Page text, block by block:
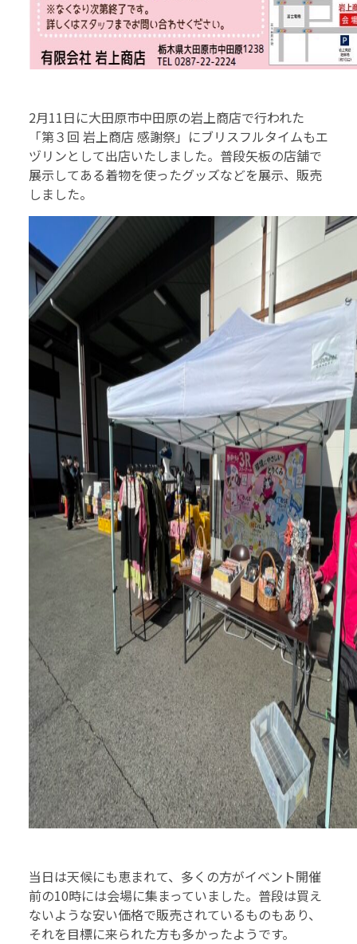
2月11日に大田原市中田原の岩上商店で行われた
「第３回 岩上商店 感謝祭」にブリスフルタイムもエ
ヅリンとして出店いたしました。普段矢板の店舗で
展示してある着物を使ったグッズなどを展示、販売
しました。
当日は天候にも恵まれて、多くの方がイベント開催
前の10時には会場に集まっていました。普段は買え
ないような安い価格で販売されているものもあり、
それを目標に来られた方も多かったようです。